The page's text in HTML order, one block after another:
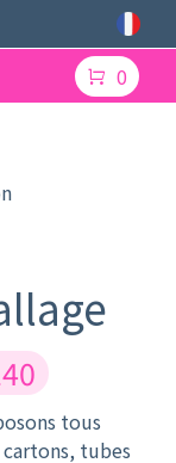
0
tous
tubes